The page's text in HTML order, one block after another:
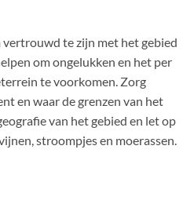
te zijn met het gebied
om ongelukken en het per
te voorkomen. Zorg
en waar de grenzen van het
van het gebied en let op
stroompjes en moerassen.